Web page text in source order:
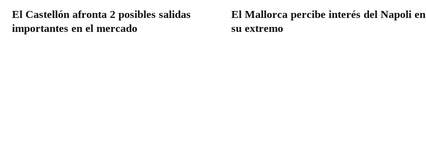
El Castellón afronta 2 posibles salidas
importantes en el mercado
El Mallorca percibe interés del Napoli en
su extremo